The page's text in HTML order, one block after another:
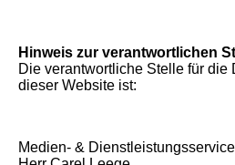
Hinweis zur verantwortlichen
Die verantwortliche Stelle für die
dieser Website ist:
Medien- &